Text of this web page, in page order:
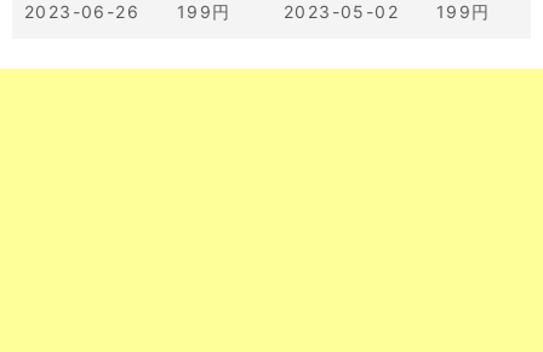
2023-06-26 199円 2023-05-02 199円